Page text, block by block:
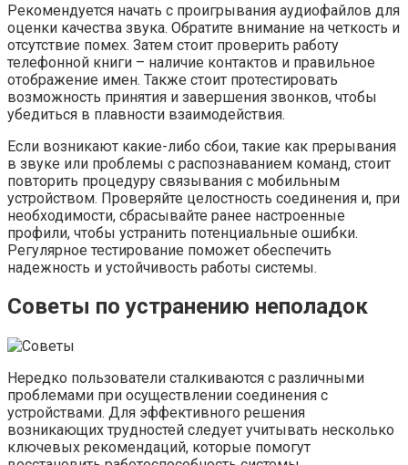
Рекомендуется начать с проигрывания аудиофайлов для
оценки качества звука. Обратите внимание на четкость и
отсутствие помех. Затем стоит проверить работу
телефонной книги – наличие контактов и правильное
отображение имен. Также стоит протестировать
возможность принятия и завершения звонков, чтобы
убедиться в плавности взаимодействия.
Если возникают какие-либо сбои, такие как прерывания
в звуке или проблемы с распознаванием команд, стоит
повторить процедуру связывания с мобильным
устройством. Проверяйте целостность соединения и, при
необходимости, сбрасывайте ранее настроенные
профили, чтобы устранить потенциальные ошибки.
Регулярное тестирование поможет обеспечить
надежность и устойчивость работы системы.
Советы по устранению неполадок
Нередко пользователи сталкиваются с различными
проблемами при осуществлении соединения с
устройствами. Для эффективного решения
возникающих трудностей следует учитывать несколько
ключевых рекомендаций, которые помогут